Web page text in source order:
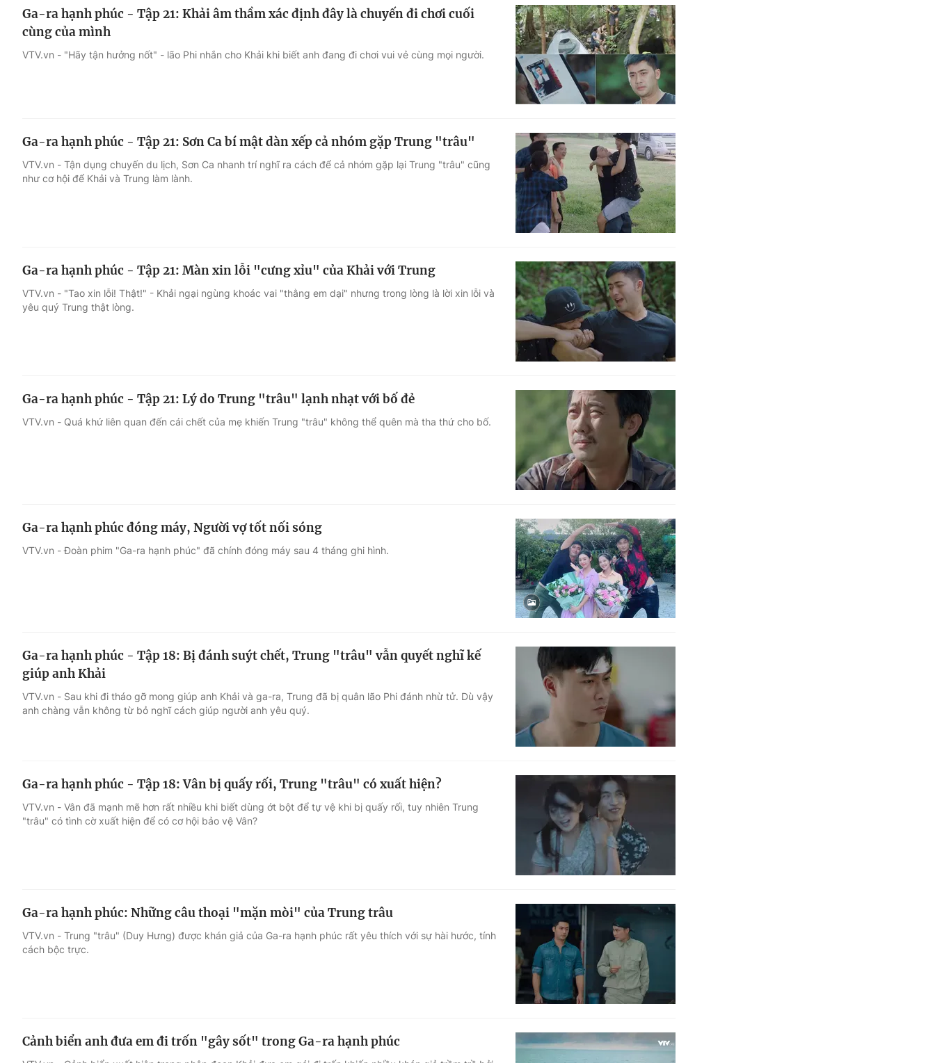
Ga-ra hạnh phúc - Tập 21: Khải âm thầm xác định đây là chuyến đi chơi cuối
cùng của mình
VTV.vn - "Hãy tận hưởng nốt" - lão Phi nhắn cho Khải khi biết anh đang đi chơi vui vẻ cùng mọi người.
Ga-ra hạnh phúc - Tập 21: Sơn Ca bí mật dàn xếp cả nhóm gặp Trung "trâu"
VTV.vn - Tận dụng chuyến du lịch, Sơn Ca nhanh trí nghĩ ra cách để cả nhóm gặp lại Trung "trâu" cũng
như cơ hội để Khải và Trung làm lành.
Ga-ra hạnh phúc - Tập 21: Màn xin lỗi "cưng xỉu" của Khải với Trung
VTV.vn - "Tao xin lỗi! Thật!" - Khải ngại ngùng khoác vai "thằng em dại" nhưng trong lòng là lời xin lỗi và
yêu quý Trung thật lòng.
Ga-ra hạnh phúc - Tập 21: Lý do Trung "trâu" lạnh nhạt với bố đẻ
VTV.vn - Quá khứ liên quan đến cái chết của mẹ khiến Trung "trâu" không thể quên mà tha thứ cho bố.
Ga-ra hạnh phúc đóng máy, Người vợ tốt nối sóng
VTV.vn - Đoàn phim "Ga-ra hạnh phúc" đã chính đóng máy sau 4 tháng ghi hình.
Ga-ra hạnh phúc - Tập 18: Bị đánh suýt chết, Trung "trâu" vẫn quyết nghĩ kế
giúp anh Khải
VTV.vn - Sau khi đi tháo gỡ mong giúp anh Khải và ga-ra, Trung đã bị quân lão Phi đánh nhừ tử. Dù vậy
anh chàng vẫn không từ bỏ nghĩ cách giúp người anh yêu quý.
Ga-ra hạnh phúc - Tập 18: Vân bị quấy rối, Trung "trâu" có xuất hiện?
VTV.vn - Vân đã mạnh mẽ hơn rất nhiều khi biết dùng ớt bột để tự vệ khi bị quấy rối, tuy nhiên Trung
"trâu" có tình cờ xuất hiện để có cơ hội bảo vệ Vân?
Ga-ra hạnh phúc: Những câu thoại "mặn mòi" của Trung trâu
VTV.vn - Trung "trâu" (Duy Hưng) được khán giả của Ga-ra hạnh phúc rất yêu thích với sự hài hước, tính
cách bộc trực.
Cảnh biển anh đưa em đi trốn "gây sốt" trong Ga-ra hạnh phúc